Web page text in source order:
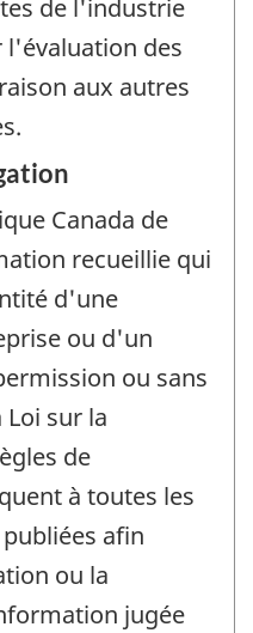
de l'industrie
l'évaluation des
aux autres
Canada de
recueillie qui
d'une
ou d'un
ou sans
sur la
de
à toutes les
afin
ou la
jugée